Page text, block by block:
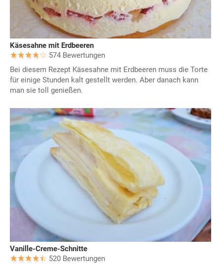
Käsesahne mit Erdbeeren
574 Bewertungen
Bei diesem Rezept Käsesahne mit Erdbeeren muss die Torte
für einige Stunden kalt gestellt werden. Aber danach kann
man sie toll genießen.
Vanille-Creme-Schnitte
520 Bewertungen